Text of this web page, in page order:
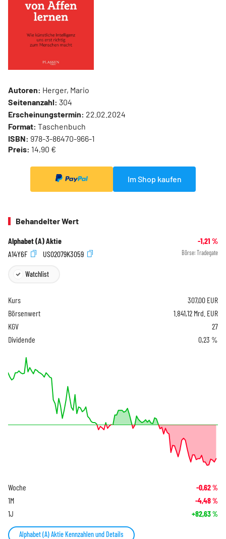
Autoren: Herger, Mario
Seitenanzahl: 304
Erscheinungstermin: 22.02.2024
Format: Taschenbuch
ISBN: 978-3-86470-966-1
Preis: 14,90 €
Im Shop kaufen
Behandelter Wert
Alphabet (A) Aktie -1,21 %
A14Y6F
US02079K3059 Börse: Tradegate
Watchlist
Kurs 307,00 EUR
Börsenwert
1.841,12 Mrd. EUR
KGV
27
Dividende
0,23 %
Woche -0,62%
1M -4,48%
1J +82,63%
Alphabet (A) Aktie Kennzahlen und Details